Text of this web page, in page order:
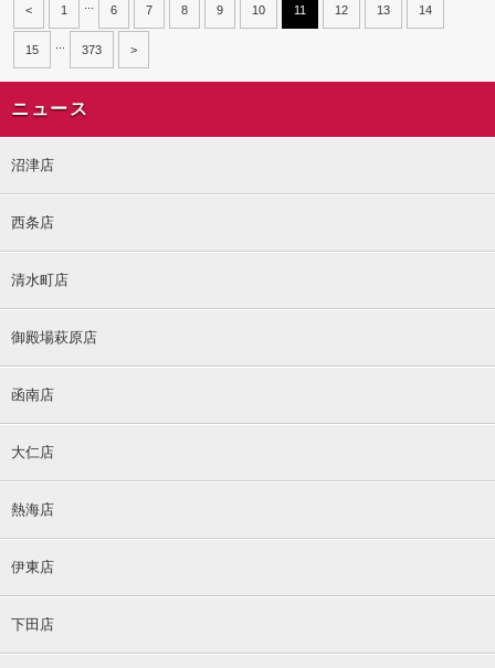
< 1 6 7 8 9 10 11 12 13 14
15 373 >
ニュース
沼津店
西条店
清水町店
御殿場萩原店
函南店
大仁店
熱海店
伊東店
下田店